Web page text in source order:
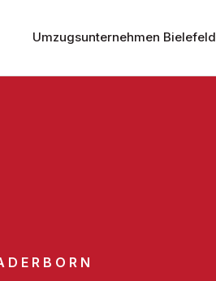
Umzugsunternehmen Bielefeld